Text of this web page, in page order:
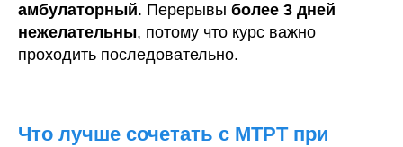
амбулаторный. Перерывы более 3 дней
нежелательны, потому что курс важно
проходить последовательно.
Что лучше сочетать с МТРТ при